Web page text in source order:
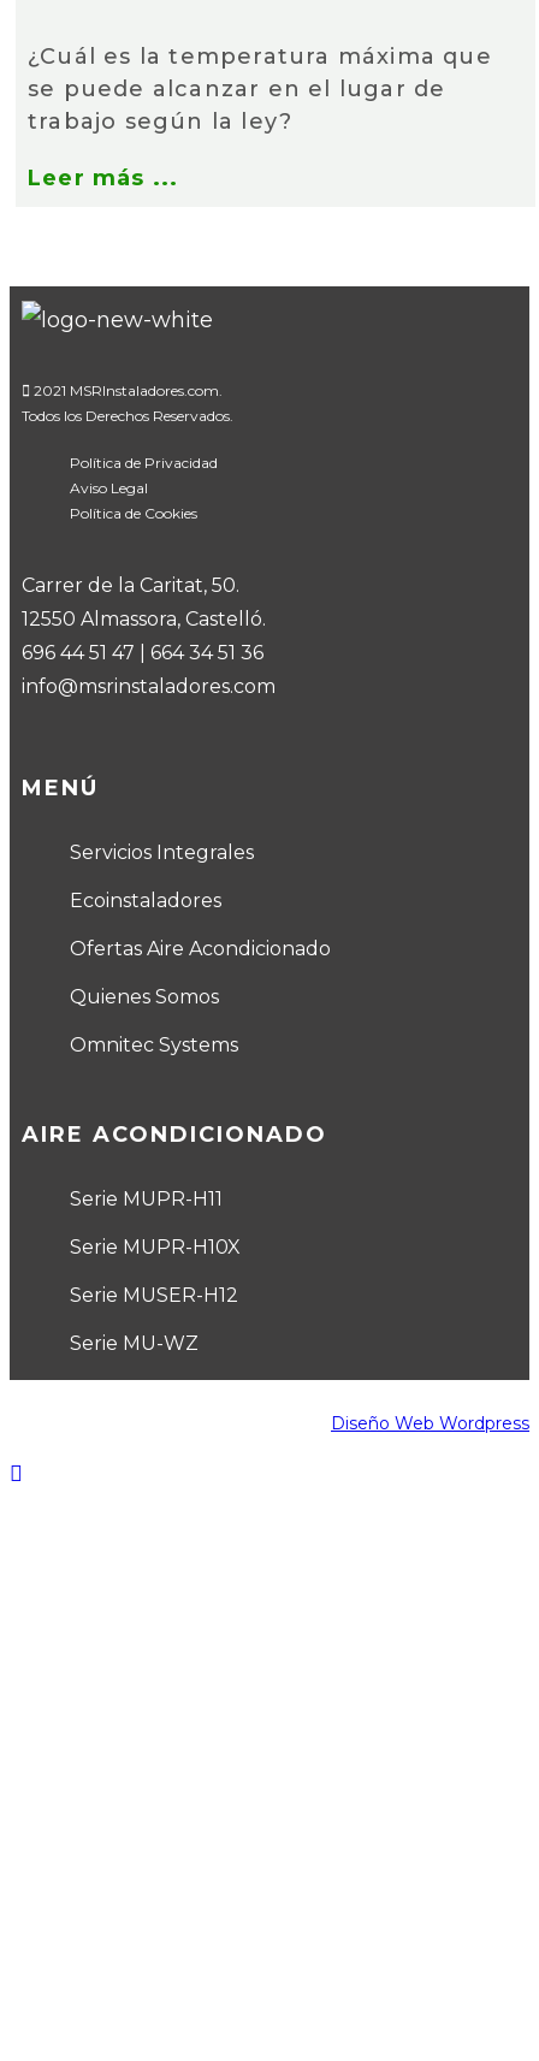
¿Cuál es la temperatura máxima que
se puede alcanzar en el lugar de
trabajo según la ley?
Leer más ...
2021 MSRInstaladores.com.
Todos los Derechos Reservados.
Política de Privacidad
Aviso Legal
Política de Cookies
Carrer de la Caritat, 50.
12550 Almassora, Castelló.
696 44 51 47
664 34 51 36
info@msrinstaladores.com
MENÚ
Servicios Integrales
Ecoinstaladores
Ofertas Aire Acondicionado
Quienes Somos
Omnitec Systems
AIRE ACONDICIONADO
Serie MUPR-H11
Serie MUPR-H10X
Serie MUSER-H12
Serie MU-WZ
Diseño Web Wordpress